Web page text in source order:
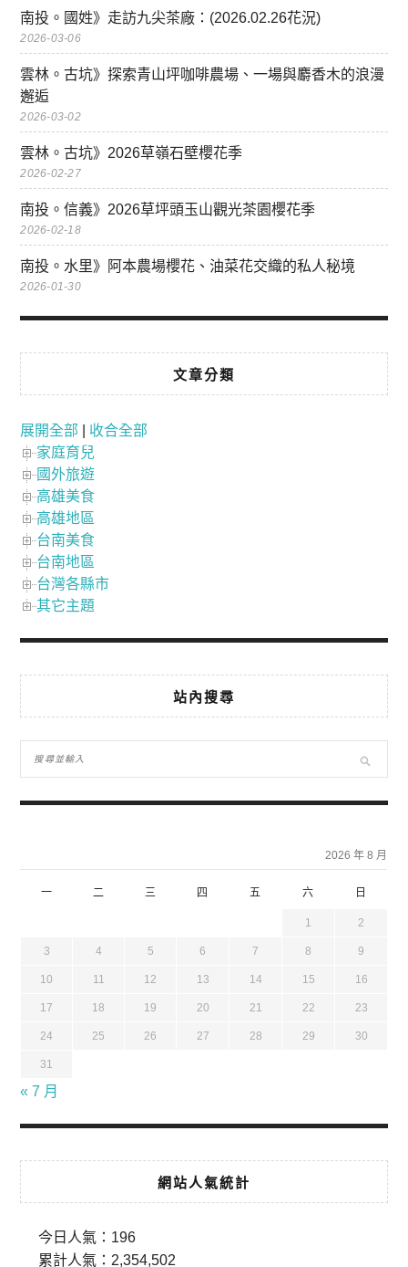
南投。國姓》走訪九尖茶廠：(2026.02.26花況)
2026-03-06
雲林。古坑》探索青山坪咖啡農場、一場與麝香木的浪漫
邂逅
2026-03-02
雲林。古坑》2026草嶺石壁櫻花季
2026-02-27
南投。信義》2026草坪頭玉山觀光茶園櫻花季
2026-02-18
南投。水里》阿本農場櫻花、油菜花交織的私人秘境
2026-01-30
文章分類
展開全部
收合全部
家庭育兒
國外旅遊
高雄美食
高雄地區
台南美食
台南地區
台灣各縣市
其它主題
站內搜尋
2026 年 8 月
一 二 三 四 五 六 日
1 2
3 4 5 6 7 8 9
10 11 12 13 14 15 16
17 18 19 20 21 22 23
24 25 26 27 28 29 30
31
« 7 月
網站人氣統計
今日人氣： 196
累計人氣： 2,354,502